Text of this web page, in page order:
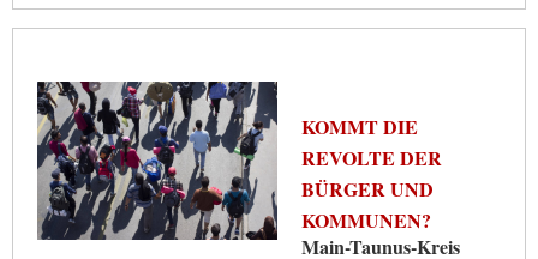
KOMMT DIE
REVOLTE DER
BÜRGER UND
KOMMUNEN?
Main-Taunus-Kreis